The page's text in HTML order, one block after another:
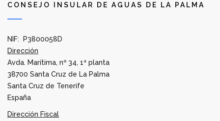
CONSEJO INSULAR DE AGUAS DE LA PALMA
NIF: P3800058D
Dirección
Avda. Marítima, nº 34, 1ª planta
38700 Santa Cruz de La Palma
Santa Cruz de Tenerife
España
Dirección Fiscal